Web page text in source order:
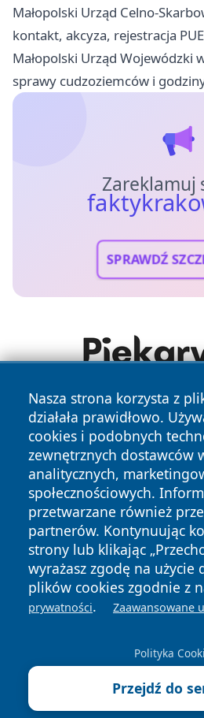
Małopolski Urząd Celno-
kontakt, akcyza, rejestracja
Małopolski Urząd Wojewódzki
sprawy cudzoziemców i
Zareklamuj
SPRAWDŹ
Nasza strona korzysta z
działała prawidłowo.
cookies i podobnych
zewnętrznych dostawców
analitycznych,
społecznościowych.
przetwarzane również
partnerów. Kontynuując
strony lub klikając
wyrażasz zgodę na użycie
plików cookies zgodnie z
prywatności. Zaawansowane
Polityka
Przejdź do
Copyright © 2026 faktykrakowa.pl
zastrzeżone.
News Autorzy
Polityka
Prywatności